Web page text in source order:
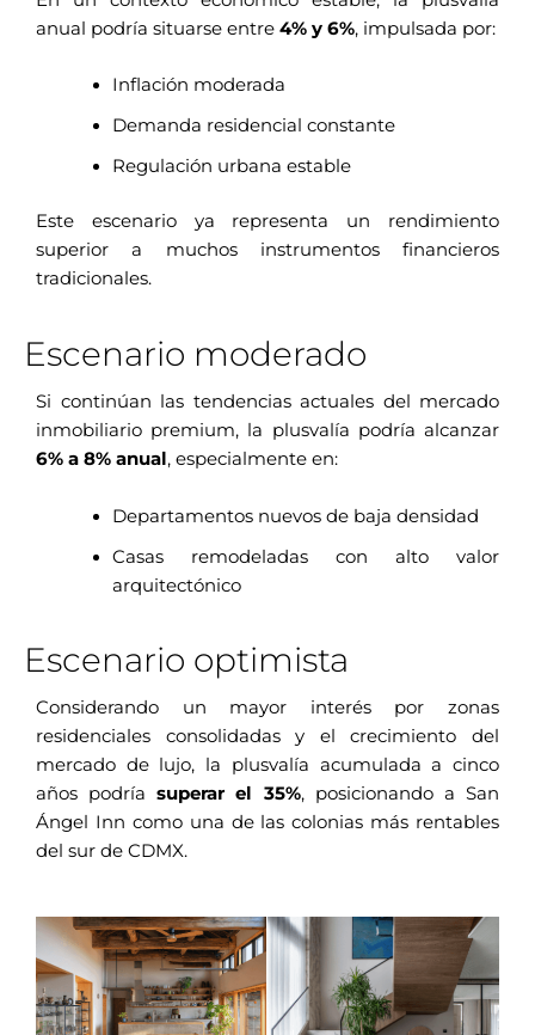
anual podría situarse entre 4% y 6%, impulsada por:
Inflación moderada
Demanda residencial constante
Regulación urbana estable
Este escenario ya representa un rendimiento
superior a muchos instrumentos financieros
tradicionales.
Escenario moderado
Si continúan las tendencias actuales del mercado
inmobiliario premium, la plusvalía podría alcanzar
6% a 8% anual , especialmente en:
Departamentos nuevos de baja densidad
Casas remodeladas con alto valor
arquitectónico
Escenario optimista
Considerando un mayor interés por zonas
residenciales consolidadas y el crecimiento del
mercado de lujo, la plusvalía acumulada a cinco
años podríasuperar el 35%, posicionando a San
Ángel Inn como una de las colonias más rentables
del sur de CDMX.